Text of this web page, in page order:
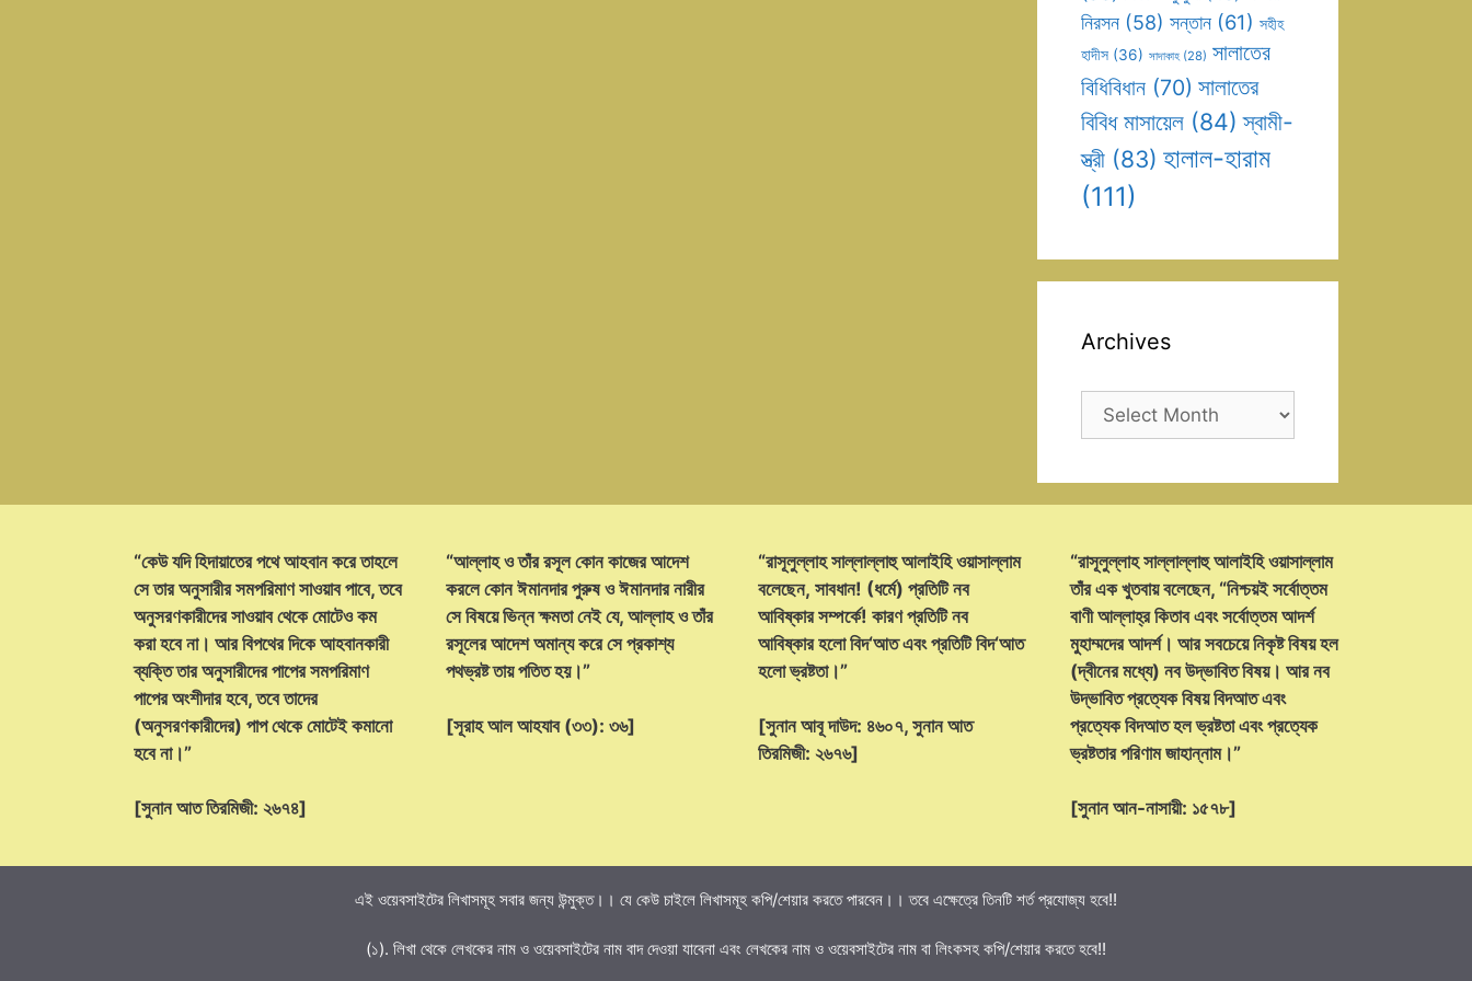
নিরসন (58) সন্তান (61) সহীহ
হাদীস (36) সাদাকাহ (28) সালাতের
বিধিবিধান (70) সালাতের
বিবিধ মাসায়েল (84) স্বামী-
স্ত্রী (83) হালাল-হারাম
(111)
Archives
Archives
“কেউ যদি হিদায়াতের পথে আহবান করে তাহলে
সে তার অনুসারীর সমপরিমাণ সাওয়াব পাবে, তবে
অনুসরণকারীদের সাওয়াব থেকে মোটেও কম
করা হবে না। আর বিপথের দিকে আহবানকারী
ব্যক্তি তার অনুসারীদের পাপের সমপরিমাণ
পাপের অংশীদার হবে, তবে তাদের
(অনুসরণকারীদের) পাপ থেকে মোটেই কমানো
হবে না।”
[সুনান আত তিরমিজী: ২৬৭৪]
“আল্লাহ ও তাঁর রসূল কোন কাজের আদেশ
করলে কোন ঈমানদার পুরুষ ও ঈমানদার নারীর
সে বিষয়ে ভিন্ন ক্ষমতা নেই যে, আল্লাহ ও তাঁর
রসূলের আদেশ অমান্য করে সে প্রকাশ্য
পথভ্রষ্ট তায় পতিত হয়।”
[সূরাহ আল আহযাব (৩৩): ৩৬]
“রাসূলুল্লাহ সাল্লাল্লাহু আলাইহি ওয়াসাল্লাম
বলেছেন, সাবধান! (ধর্মে) প্রতিটি নব
আবিষ্কার সম্পর্কে! কারণ প্রতিটি নব
আবিষ্কার হলো বিদ‘আত এবং প্রতিটি বিদ‘আত
হলো ভ্রষ্টতা।”
[সুনান আবূ দাউদ: ৪৬০৭, সুনান আত
তিরমিজী: ২৬৭৬]
“রাসূলুল্লাহ সাল্লাল্লাহু আলাইহি ওয়াসাল্লাম
তাঁর এক খুতবায় বলেছেন, “নিশ্চয়ই সর্বোত্তম
বাণী আল্লাহ্‌র কিতাব এবং সর্বোত্তম আদর্শ
মুহাম্মদের আদর্শ। আর সবচেয়ে নিকৃষ্ট বিষয় হল
(দ্বীনের মধ্যে) নব উদ্ভাবিত বিষয়। আর নব
উদ্ভাবিত প্রত্যেক বিষয় বিদআত এবং
প্রত্যেক বিদআত হল ভ্রষ্টতা এবং প্রত্যেক
ভ্রষ্টতার পরিণাম জাহান্নাম।”
[সুনান আন-নাসায়ী: ১৫৭৮]
এই ওয়েবসাইটের লিখাসমূহ সবার জন্য উন্মুক্ত।। যে কেউ চাইলে লিখাসমূহ কপি/শেয়ার করতে পারবেন।। তবে এক্ষেত্রে তিনটি শর্ত প্রযোজ্য হবে!!
(১). লিখা থেকে লেখকের নাম ও ওয়েবসাইটের নাম বাদ দেওয়া যাবেনা এবং লেখকের নাম ও ওয়েবসাইটের নাম বা লিংকসহ কপি/শেয়ার করতে হবে!!